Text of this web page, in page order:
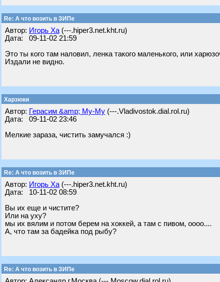
Re: А что возить в ЗИПе
Автор: Игорь Ха (---.hiper3.net.kht.ru)
Дата: 09-11-02 21:59
Это ты кого там наловил, ленка такого маленького, или
Издали не видно.
Харзюки
Автор: Герасим &amp; Му-Му (---.Vladivostok.dial.rol.ru)
Дата: 09-11-02 23:46
Мелкие зараза, чистить замучался :)
Re: А что возить в ЗИПе
Автор: Игорь Ха (---.hiper3.net.kht.ru)
Дата: 10-11-02 08:59
Вы их еще и чистите?
Или на уху?
мы их вялим и потом берем на хоккей, а там с пивом, оооо....
А, что там за бадейка под рыбу?
Re: А что возить в ЗИПе